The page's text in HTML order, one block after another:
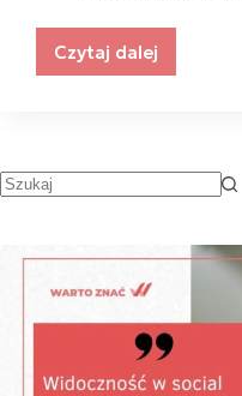
Czytaj dalej
X
relacja